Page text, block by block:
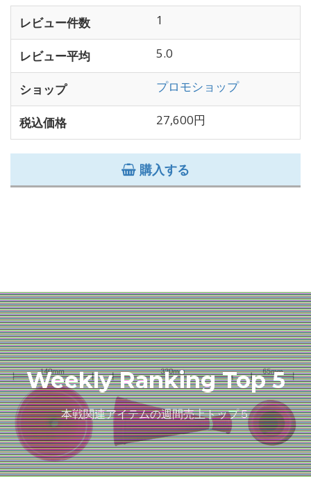
レビュー件数 1
レビュー平均 5.0
ショップ プロモショップ
税込価格 27,600円
購入する
Weekly Ranking Top 5
本戦関連アイテムの週間売上トップ５